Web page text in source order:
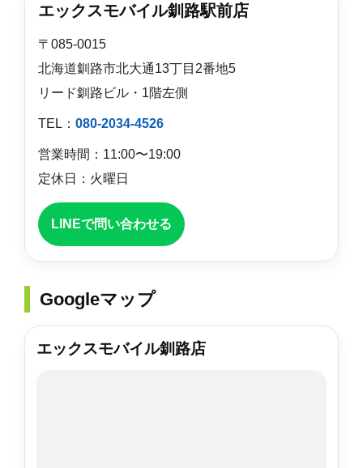
エックスモバイル釧路駅前店
〒085-0015
北海道釧路市北大通13丁目2番地5
リード釧路ビル・1階左側
TEL： 080-2034-4526
営業時間：11:00〜19:00
定休日：火曜日
LINEで問い合わせる
Googleマップ
エックスモバイル釧路店